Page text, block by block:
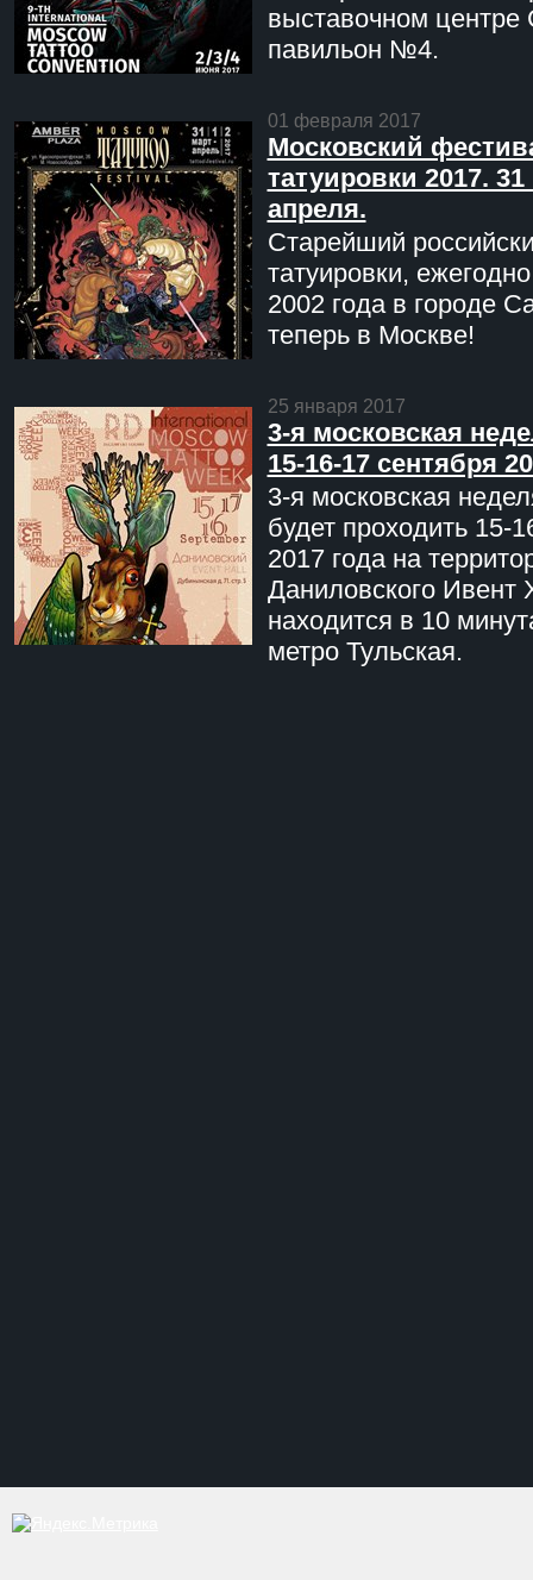
выставочном центре
павильон №4.
01 февраля 2017
Московский
татуировки 2017. 31
апреля.
Старейший
татуировки,
2002 года в городе
теперь в Москве!
25 января 2017
3-я московская
15-16-17 сентября
3-я московская
будет проходить 15-
2017 года на
Даниловского Ивент
находится в 10
метро Тульская.